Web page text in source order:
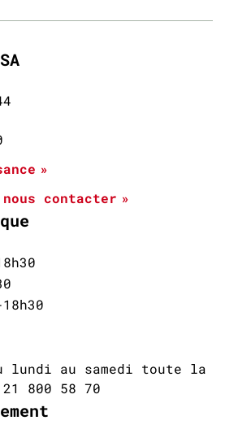
contacter
lundi au samedi toute la
800 58 70